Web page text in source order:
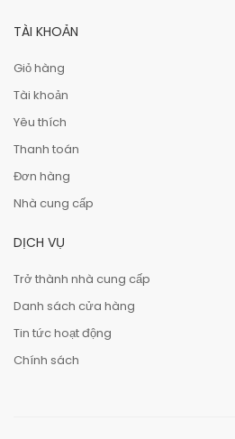
TÀI KHOẢN
Giỏ hàng
Tài khoản
Yêu thích
Thanh toán
Đơn hàng
Nhà cung cấp
DỊCH VỤ
Trở thành nhà cung cấp
Danh sách cửa hàng
Tin tức hoạt động
Chính sách